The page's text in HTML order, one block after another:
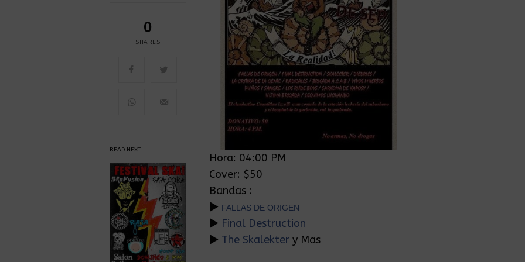
0
SHARES
READ NEXT
Hora: 04:00 PM
Cover: $50
Bandas :
► FALLAS DE ORIGEN
► Final Destruction
► The Skalekter y Mas